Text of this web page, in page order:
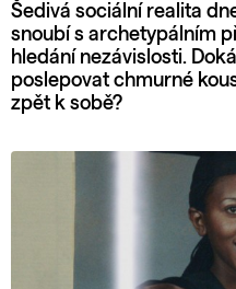
Šedivá sociální realita
snoubí s archetypálním
hledání nezávislosti.
poslepovat chmurné
zpět k sobě?